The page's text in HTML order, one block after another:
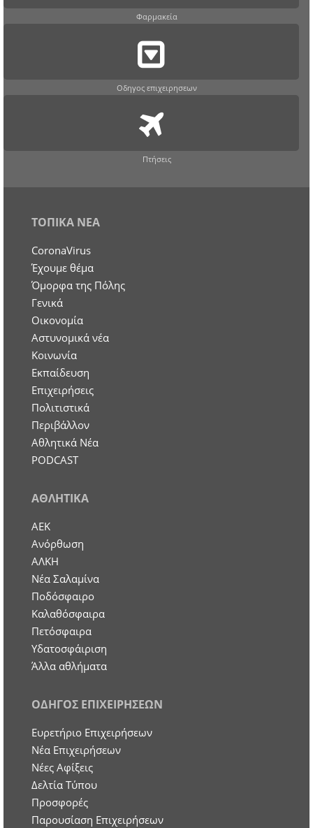
Φαρμακεία
Οδηγος επιχειρησεων
Πτήσεις
ΤΟΠΙΚΑ ΝΕΑ
CoronaVirus
Έχουμε θέμα
Όμορφα της Πόλης
Γενικά
Οικονομία
Aστυνομικά νέα
Κοινωνία
Εκπαίδευση
Επιχειρήσεις
Πολιτιστικά
Περιβάλλον
Αθλητικά Νέα
PODCAST
ΑΘΛΗΤΙΚΑ
ΑΕΚ
Ανόρθωση
ΑΛΚΗ
Νέα Σαλαμίνα
Ποδόσφαιρο
Καλαθόσφαιρα
Πετόσφαιρα
Υδατοσφάιριση
Άλλα αθλήματα
ΟΔΗΓΟΣ ΕΠΙΧΕΙΡΗΣΕΩΝ
Ευρετήριο Επιχειρήσεων
Nέα Επιχειρήσεων
Νέες Αφίξεις
Δελτία Τύπου
Προσφορές
Παρουσίαση Επιχειρήσεων